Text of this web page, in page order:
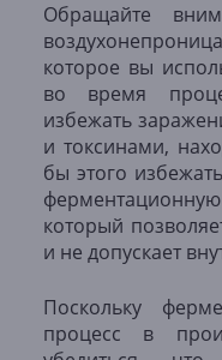
Обращайте
которое вы
во время
избежать
и токсинами,
бы этого
который
и не допускает
Поскольку
процесс в